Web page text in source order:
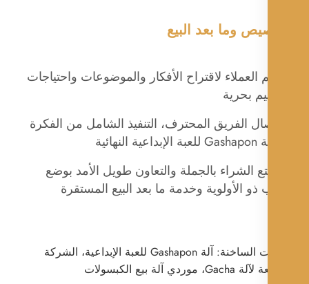
وما بعد البيع
العملاء لاقتراح الأفكار والموضوعات واحتياجات
بحرية
الفريق المحترف، التنفيذ الشامل من الفكرة
الشراء بالجملة والتعاون طويل الأمد بوضع
الأولوية وخدمة ما بعد البيع المستقرة
الكلمات الساخنة: آلة Gashapon للعبة الإبداعية، الشركة